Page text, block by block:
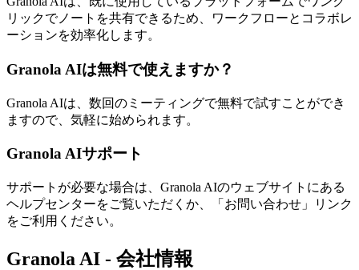
リックでノートを共有できるため、ワークフローとコラボレ
ーションを効率化します。
Granola AIは無料で使えますか？
Granola AIは、数回のミーティングで無料で試すことができ
ますので、気軽に始められます。
Granola AIサポート
サポートが必要な場合は、Granola AIのウェブサイトにある
ヘルプセンターをご覧いただくか、「お問い合わせ」リンク
をご利用ください。
Granola AI - 会社情報